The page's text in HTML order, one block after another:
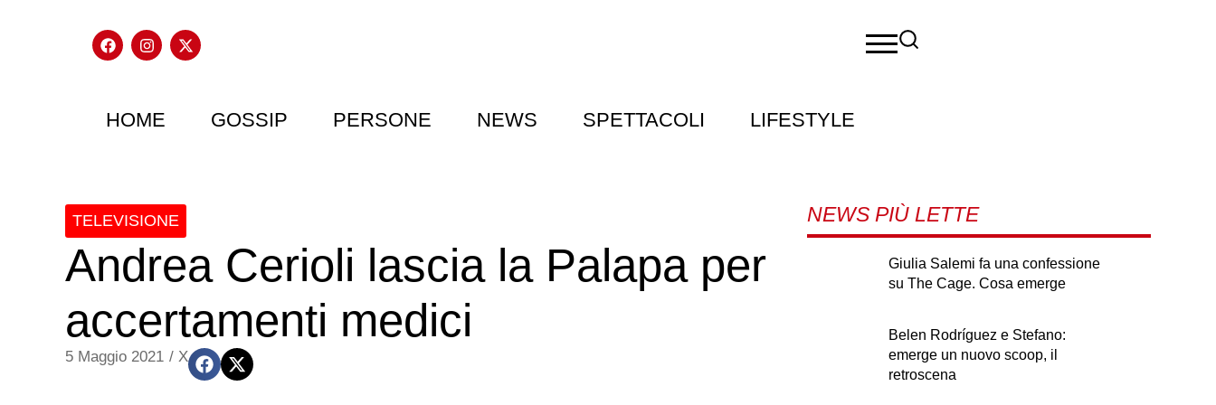
HOME GOSSIP PERSONE NEWS SPETTACOLI LIFESTYLE
TELEVISIONE
Andrea Cerioli lascia la Palapa per
accertamenti medici
5 Maggio 2021 / X
NEWS PIÙ LETTE
Giulia Salemi fa una confessione
su The Cage. Cosa emerge
Belen Rodríguez e Stefano:
emerge un nuovo scoop, il
retroscena